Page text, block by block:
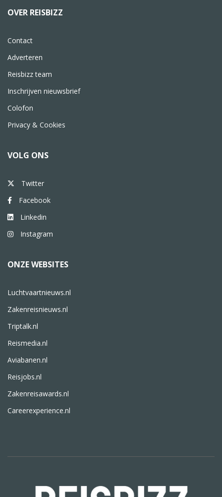
OVER REISBIZZ
Contact
Adverteren
Reisbizz team
Inschrijven nieuwsbrief
Colofon
Privacy & Cookies
VOLG ONS
Twitter
Facebook
Linkedin
Instagram
ONZE WEBSITES
Luchtvaartnieuws.nl
Zakenreisnieuws.nl
Triptalk.nl
Reismedia.nl
Aviabanen.nl
Reisjobs.nl
Zakenreisawards.nl
Careerexperience.nl